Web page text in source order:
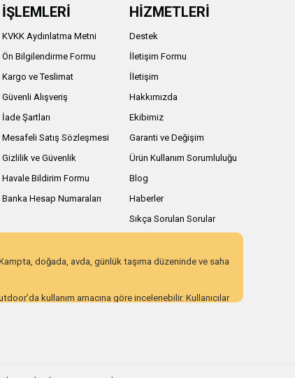
İŞLEMLERİ
KVKK Aydınlatma Metni
Ön Bilgilendirme Formu
Kargo ve Teslimat
Güvenli Alışveriş
İade Şartları
Mesafeli Satış Sözleşmesi
Gizlilik ve Güvenlik
Havale Bildirim Formu
Banka Hesap Numaraları
HİZMETLERİ
Destek
İletişim Formu
İletişim
Hakkımızda
Ekibimiz
Garanti ve Değişim
Ürün Kullanım Sorumluluğu
Blog
Haberler
Sıkça Sorulan Sorular
doğada, avda, günlük taşıma düzeninde ve saha
kullanım amacına göre incelenebilir. Kullanıcılar